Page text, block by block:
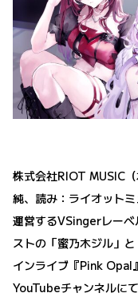
株式会社RIOT MUSIC
純、読み：ライオット
運営するVSingerレーベ
ストの「蜜乃木ジル」
インライブ『Pink
YouTubeチャンネルに